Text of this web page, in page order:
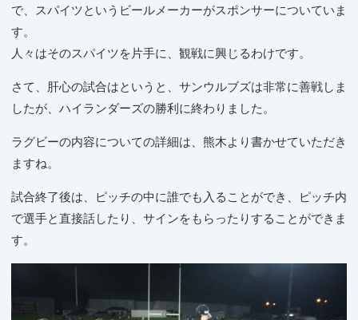
で、スパイツというビールメーカーがスポンサーについていま
す。
人々はそのスパイツを片手に、観戦に興じるわけです。
さて、肝心の試合はというと、サンウルブズは非常に善戦しま
したが、ハイランダーズの勝利に終わりました。
ラグビーの内容についての詳細は、熊木より書かせていただき
ますね。
試合終了後は、ピッチの中に誰でも入ることができ、ピッチ内
で選手と直接話したり、サインをもらったりすることができま
す。